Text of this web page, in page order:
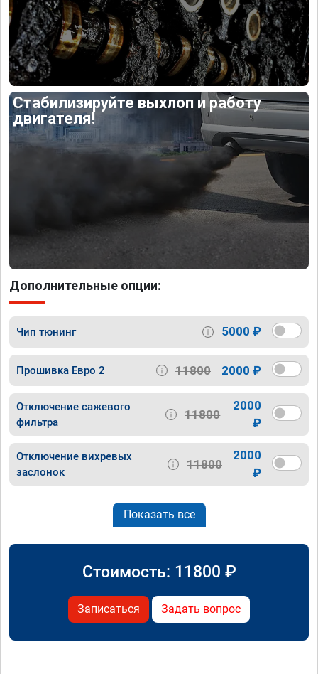
Стабилизируйте выхлоп и работу
двигателя!
Дополнительные опции:
Чип тюнинг 5000 ₽
Прошивка Евро 2 11800 2000 ₽
Отключение сажевого
фильтра
11800
2000
₽
Отключение вихревых
заслонок
11800
2000
₽
Показать все
Стоимость: 11800 ₽
Записаться Задать вопрос